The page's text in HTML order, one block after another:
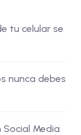
tu celular se
nunca debes
Social Media